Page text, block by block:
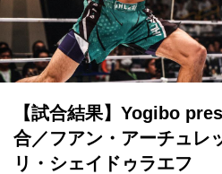
【試合結果】Yogibo
合／フアン・アーチュレ
リ・シェイドゥラエフ